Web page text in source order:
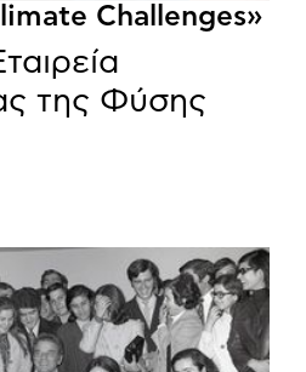
Challenges»
της Φύσης